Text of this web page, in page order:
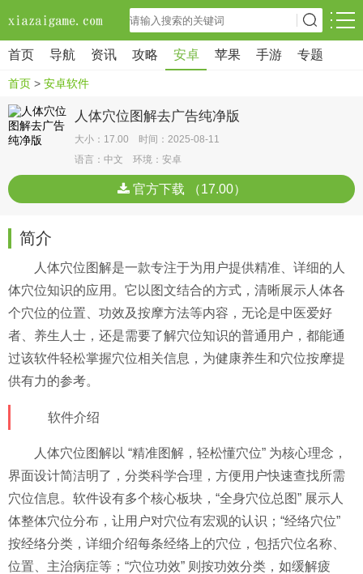
首页 导航 资讯 攻略 安卓 苹果 手游 专题
首页 > 安卓软件
人体穴位图解去广告纯净版
大小：17.00 时间：2025-08-11
语言：中文 环境：安卓
官方下载 （17.00）
简介
人体穴位图解是一款专注于为用户提供精准、详细的人
体穴位知识的应用。它以图文结合的方式，清晰展示人体各
个穴位的位置、功效及按摩方法等内容，无论是中医爱好
者、养生人士，还是需要了解穴位知识的普通用户，都能通
过该软件轻松掌握穴位相关信息，为健康养生和穴位按摩提
供有力的参考。​
软件介绍​
人体穴位图解以 “精准图解，轻松懂穴位” 为核心理念，
界面设计简洁明了，分类科学合理，方便用户快速查找所需
穴位信息。软件设有多个核心板块，“全身穴位总图” 展示人
体整体穴位分布，让用户对穴位有宏观的认识；“经络穴位”
按经络分类，详细介绍每条经络上的穴位，包括穴位名称、
位置、主治病症等；“穴位功效” 则按功效分类，如缓解疲